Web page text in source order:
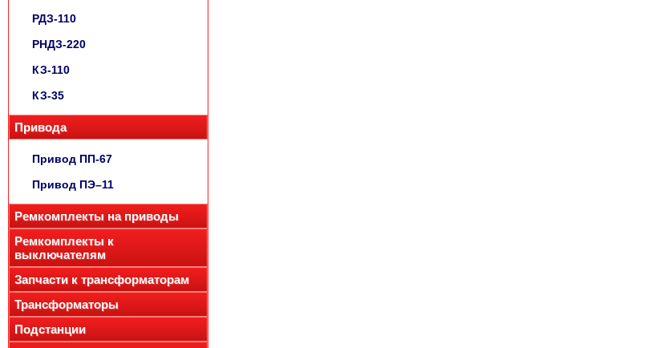
РДЗ-110
РНДЗ-220
КЗ-110
КЗ-35
Привода
Привод ПП-67
Привод ПЭ–11
Ремкомплекты на приводы
Ремкомплекты к
выключателям
Запчасти к трансформаторам
Трансформаторы
Подстанции